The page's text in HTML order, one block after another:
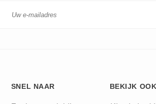
SNEL NAAR BEKIJK OOK